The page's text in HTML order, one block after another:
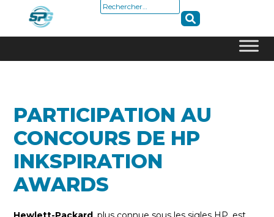
Rechercher :
PARTICIPATION AU
CONCOURS DE HP
INKSPIRATION
AWARDS